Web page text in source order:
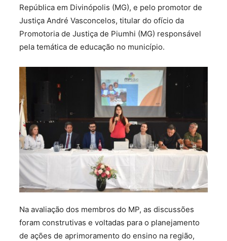
República em Divinópolis (MG), e pelo promotor de
Justiça André Vasconcelos, titular do ofício da
Promotoria de Justiça de Piumhi (MG) responsável
pela temática de educação no município.
Na avaliação dos membros do MP, as discussões
foram construtivas e voltadas para o planejamento
de ações de aprimoramento do ensino na região,